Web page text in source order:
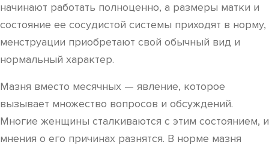
начинают работать полноценно, а размеры матки и
состояние ее сосудистой системы приходят в норму,
менструации приобретают свой обычный вид и
нормальный характер.
Мазня вместо месячных — явление, которое
вызывает множество вопросов и обсуждений.
Многие женщины сталкиваются с этим состоянием, и
мнения о его причинах разнятся. В норме мазня